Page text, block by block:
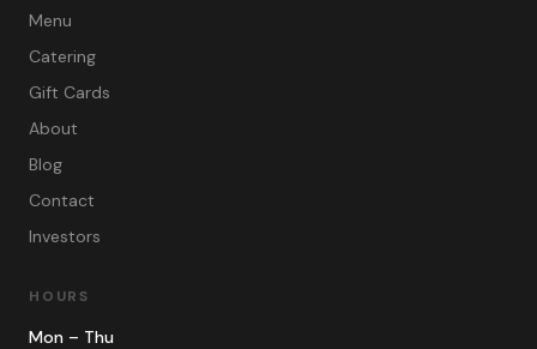
Menu
Catering
Gift Cards
About
Blog
Contact
Investors
HOURS
Mon – Thu